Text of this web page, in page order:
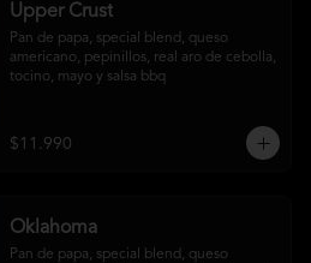
Upper Crust
Pan de papa, special blend, queso
americano, pepinillos, real aro de cebolla,
tocino, mayo y salsa bbq
$11.990
Oklahoma
Pan de papa, special blend, queso